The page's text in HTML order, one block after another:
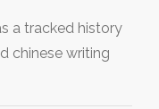
a tracked history
chinese writing